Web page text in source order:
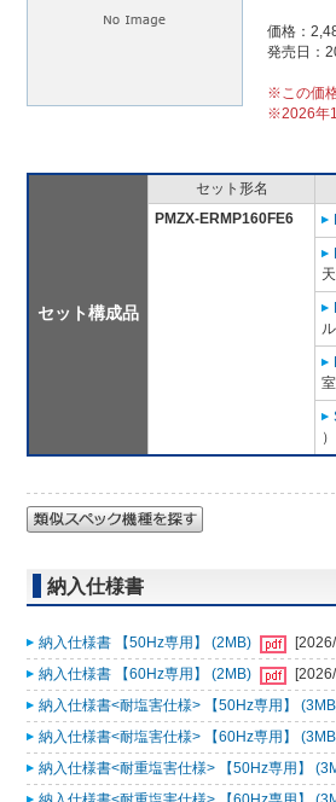
価格：
発売日：
※この価
※2026年
セット構成品
セット形名
PMZX-ERMP160FE6
）
納入仕様書
納入仕様書 【50Hz専用】 (2MB)
納入仕様書 【60Hz専用】 (2MB)
納入仕様書<耐塩害仕様> 【50Hz専用】
納入仕様書<耐塩害仕様> 【60Hz専用】
納入仕様書<耐重塩害仕様> 【50Hz専用】